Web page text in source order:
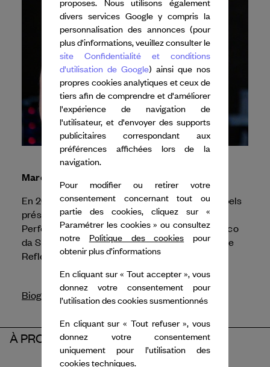
Marco da Silva Ferreira
En 2025, Dance Reflections byVan Cleef & Arpels
présente, en collaboration avec le Seoul
Performing Arts Festival,C A R C A Ç Ade Marco
da Silva Ferreira dans le cadre du festival Dance
Reflections by Van Cleef & Arpels
Biographie
À PROPOS DES PARTENAIRES
divers services Google y compris la
personnalisation des annonces (pour
plus d'informations, veuillez consulter le
site Confidentialité et conditions
d'utilisation de Google) ainsi que nos
propres cookies analytiques et ceux de
tiers afin de comprendre et d'améliorer
l'expérience de navigation de
l'utilisateur, et d'envoyer des supports
publicitaires correspondant aux
préférences affichées lors de la
navigation.
Pour modifier ou retirer votre
consentement concernant tout ou
partie des cookies, cliquez sur «
Paramétrer les cookies » ou consultez
notre Politique des cookies pour
obtenir plus d’informations
En cliquant sur « Tout accepter », vous
donnez votre consentement pour
l’utilisation des cookies susmentionnés
En cliquant sur « Tout refuser », vous
donnez votre consentement
uniquement pour l’utilisation des
cookies techniques.